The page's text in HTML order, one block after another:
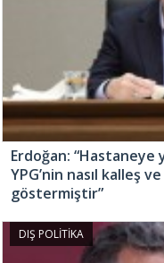
Erdoğan: “Hastaneye
YPG’nin nasıl kalleş
göstermiştir”
DIŞ POLİTİKA